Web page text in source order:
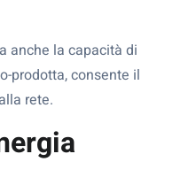
anche la capacità di
prodotta, consente il
rete.